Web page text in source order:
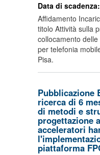
Data di scadenza:
Affidamento
titolo Attività sulla
collocamento
per telefonia
Pisa.
Pubblicazione
ricerca di 6
di metodi e
progettazione
acceleratori
piattaforma